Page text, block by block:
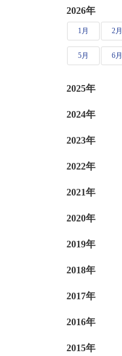
2026年
1月 2月
5月 6月
2025年
2024年
2023年
2022年
2021年
2020年
2019年
2018年
2017年
2016年
2015年